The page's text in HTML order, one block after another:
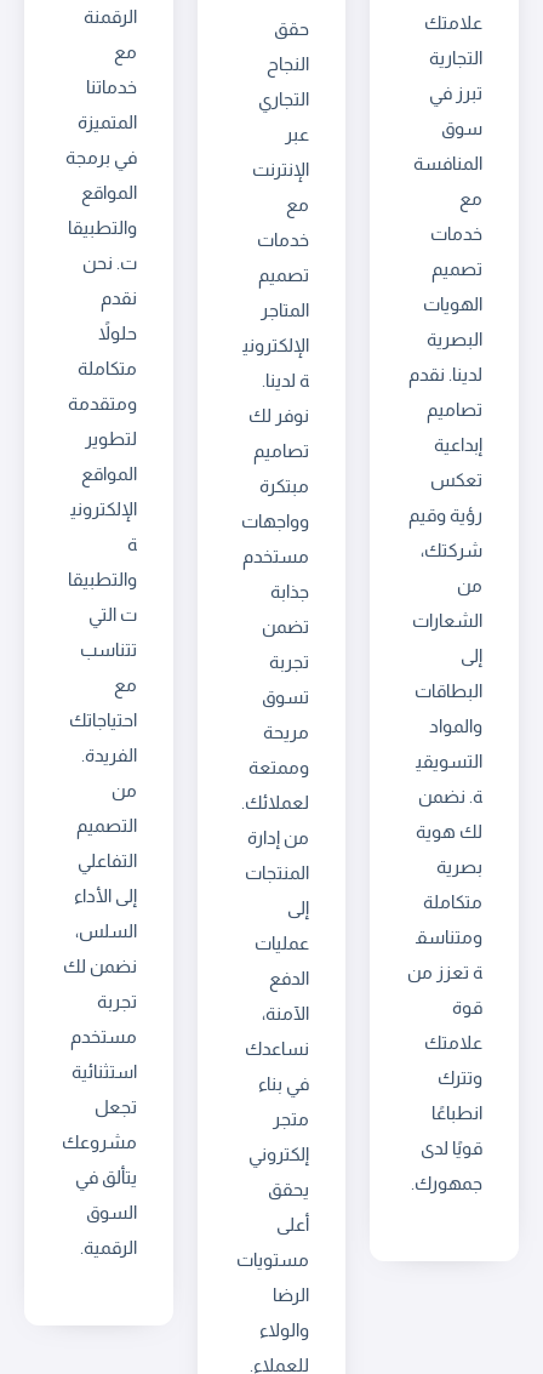
علامتك
التجارية
تبرز في
سوق
المنافسة
مع
خدمات
تصميم
الهويات
البصرية
لدينا. نقدم
تصاميم
إبداعية
تعكس
رؤية وقيم
شركتك،
من
الشعارات
إلى
البطاقات
والمواد
التسويقي
ة. نضمن
لك هوية
بصرية
متكاملة
ومتناسق
ة تعزز من
قوة
علامتك
وتترك
انطباعًا
قويًا لدى
جمهورك.
حقق
النجاح
التجاري
عبر
الإنترنت
مع
خدمات
تصميم
المتاجر
الإلكتروني
ة لدينا.
نوفر لك
تصاميم
مبتكرة
وواجهات
مستخدم
جذابة
تضمن
تجربة
تسوق
مريحة
وممتعة
لعملائك.
من إدارة
المنتجات
إلى
عمليات
الدفع
الآمنة،
نساعدك
في بناء
متجر
إلكتروني
يحقق
أعلى
مستويات
الرضا
والولاء
للعملاء.
الرقمنة
مع
خدماتنا
المتميزة
في برمجة
المواقع
والتطبيقا
ت. نحن
نقدم
حلولاً
متكاملة
ومتقدمة
لتطوير
المواقع
الإلكتروني
ة
والتطبيقا
ت التي
تتناسب
مع
احتياجاتك
الفريدة.
من
التصميم
التفاعلي
إلى الأداء
السلس،
نضمن لك
تجربة
مستخدم
استثنائية
تجعل
مشروعك
يتألق في
السوق
الرقمية.